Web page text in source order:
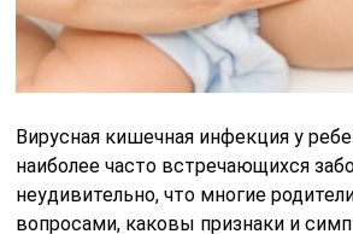
Вирусная кишечная инфекция у
наиболее часто встречающихся
неудивительно, что многие
вопросами, каковы признаки и